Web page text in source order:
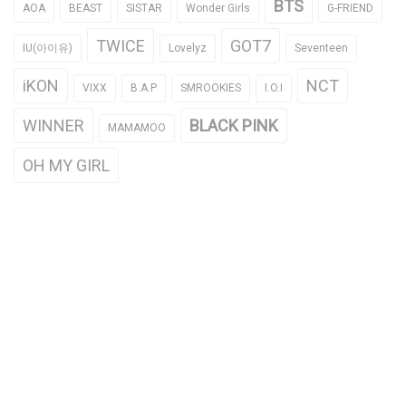
AOA BEAST SISTAR Wonder Girls BTS G-FRIEND
IU(아이유) TWICE Lovelyz GOT7 Seventeen
iKON VIXX B.A.P SMROOKIES I.O.I NCT
WINNER MAMAMOO BLACK PINK
OH MY GIRL